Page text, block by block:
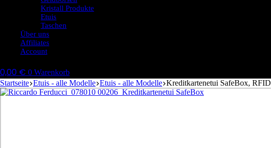
Kristall Produkte
Etuis
Taschen
Über uns
Affiliates
Account
0,00 € 0 Warenkorb
Startseite Etuis - alle Modelle Etuis - alle Modelle Kreditkartenetui SafeBox, RFID